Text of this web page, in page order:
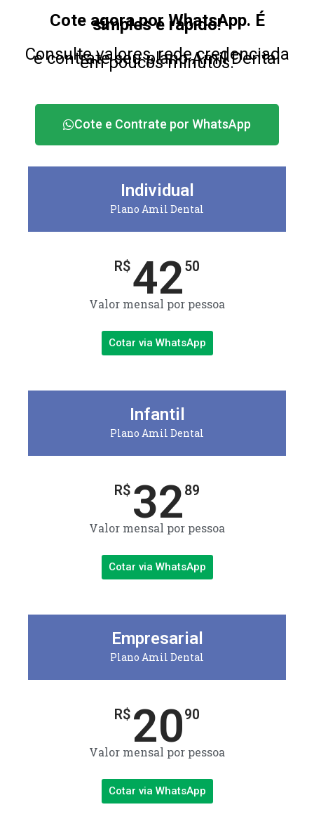
Cote agora por WhatsApp. É
simples e rápido!
Consulte valores, rede credenciada
e contrate seu plano Amil Dental
em poucos minutos.
Cote e Contrate por WhatsApp
Individual
Plano Amil Dental
R$4250
Valor mensal por pessoa
Cotar via WhatsApp
Infantil
Plano Amil Dental
R$ 3289
Valor mensal por pessoa
Cotar via WhatsApp
Empresarial
Plano Amil Dental
R$ 2090
Valor mensal por pessoa
Cotar via WhatsApp